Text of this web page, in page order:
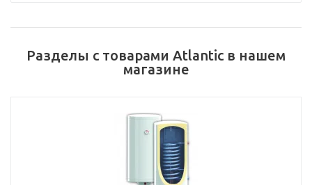
Разделы с товарами Atlantic в нашем
магазине